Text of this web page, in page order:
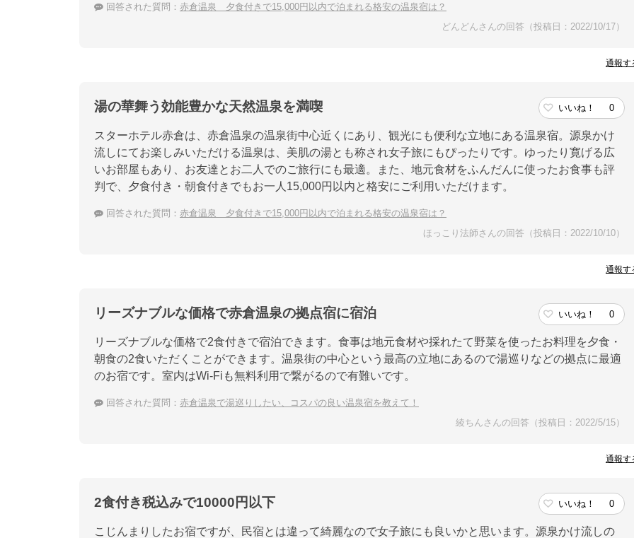
回答された質問： 赤倉温泉 夕食付きで15,000円以内で泊まれる格安の温泉宿は？
どんどんさんの回答（投稿日：2022/10/17）
通報す
湯の華舞う効能豊かな天然温泉を満喫 いいね！ 0
スターホテル赤倉は、赤倉温泉の温泉街中心近くにあり、観光にも便利な立地にある温泉宿。源泉かけ
流しにてお楽しみいただける温泉は、美肌の湯とも称され女子旅にもぴったりです。ゆったり寛げる広
いお部屋もあり、お友達とお二人でのご旅行にも最適。また、地元食材をふんだんに使ったお食事も評
判で、夕食付き・朝食付きでもお一人15,000円以内と格安にご利用いただけます。
回答された質問： 赤倉温泉 夕食付きで15,000円以内で泊まれる格安の温泉宿は？
ほっこり法師さんの回答（投稿日：2022/10/10）
通報す
リーズナブルな価格で赤倉温泉の拠点宿に宿泊 いいね！ 0
リーズナブルな価格で2食付きで宿泊できます。食事は地元食材や採れたて野菜を使ったお料理を夕食・
朝食の2食いただくことができます。温泉街の中心という最高の立地にあるので湯巡りなどの拠点に最適
のお宿です。室内はWi-Fiも無料利用で繋がるので有難いです。
回答された質問： 赤倉温泉で湯巡りしたい、コスパの良い温泉宿を教えて！
綾ちんさんの回答（投稿日：2022/5/15）
通報す
2食付き税込みで10000円以下 いいね！ 0
こじんまりしたお宿ですが、民宿とは違って綺麗なので女子旅にも良いかと思います。源泉かけ流しの